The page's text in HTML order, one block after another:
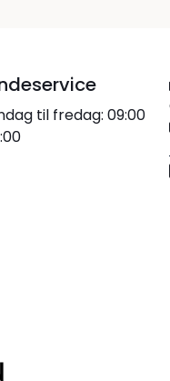
til fredag: 09:00